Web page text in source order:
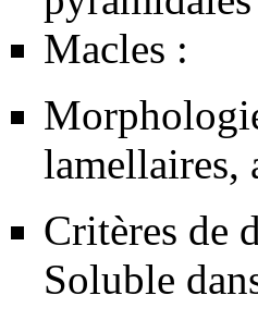
Macles :
lamellaires,
Critères de
Soluble